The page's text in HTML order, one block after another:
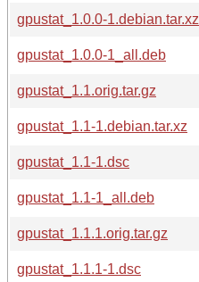
gpustat_1.0.0-1.debian.tar.xz
gpustat_1.0.0-1_all.deb
gpustat_1.1.orig.tar.gz
gpustat_1.1-1.debian.tar.xz
gpustat_1.1-1.dsc
gpustat_1.1-1_all.deb
gpustat_1.1.1.orig.tar.gz
gpustat_1.1.1-1.dsc